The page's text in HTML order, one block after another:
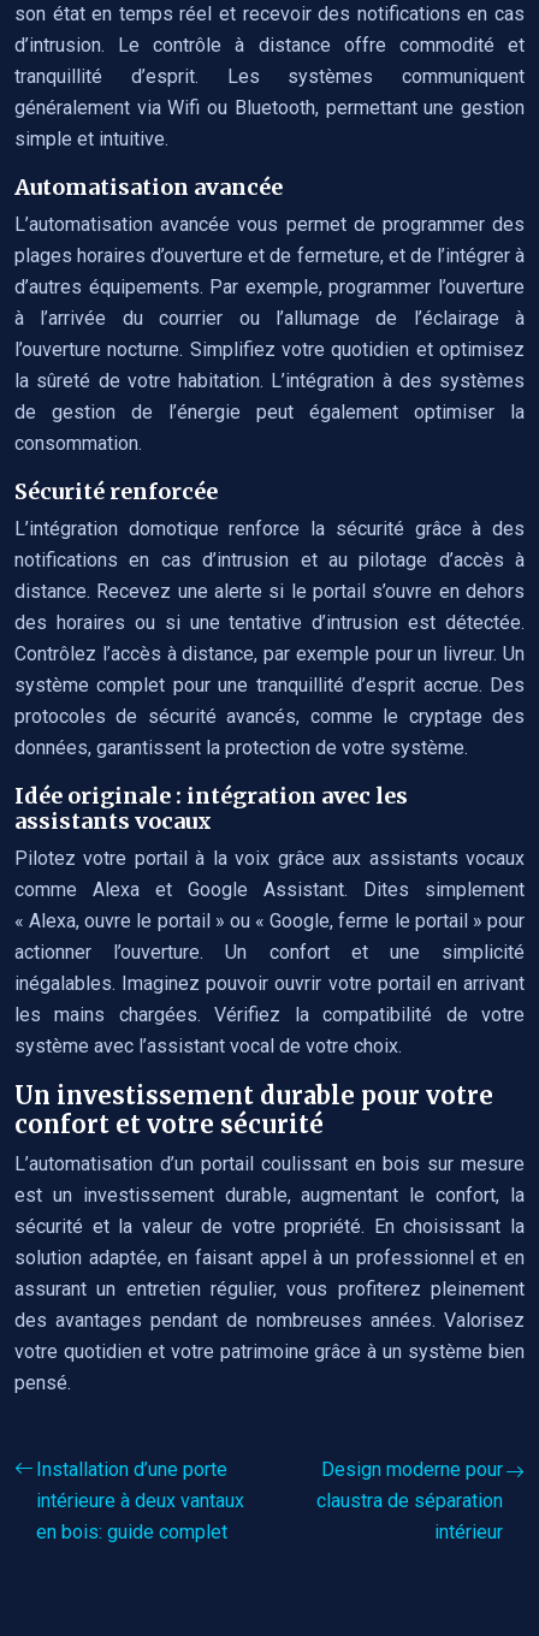
son état en temps réel et recevoir des notifications en cas
d’intrusion. Le contrôle à distance offre commodité et
tranquillité d’esprit. Les systèmes communiquent
généralement via Wifi ou Bluetooth, permettant une gestion
simple et intuitive.
Automatisation avancée
L’automatisation avancée vous permet de programmer des
plages horaires d’ouverture et de fermeture, et de l’intégrer à
d’autres équipements. Par exemple, programmer l’ouverture
à l’arrivée du courrier ou l’allumage de l’éclairage à
l’ouverture nocturne. Simplifiez votre quotidien et optimisez
la sûreté de votre habitation. L’intégration à des systèmes
de gestion de l’énergie peut également optimiser la
consommation.
Sécurité renforcée
L’intégration domotique renforce la sécurité grâce à des
notifications en cas d’intrusion et au pilotage d’accès à
distance. Recevez une alerte si le portail s’ouvre en dehors
des horaires ou si une tentative d’intrusion est détectée.
Contrôlez l’accès à distance, par exemple pour un livreur. Un
système complet pour une tranquillité d’esprit accrue. Des
protocoles de sécurité avancés, comme le cryptage des
données, garantissent la protection de votre système.
Idée originale : intégration avec les
assistants vocaux
Pilotez votre portail à la voix grâce aux assistants vocaux
comme Alexa et Google Assistant. Dites simplement
« Alexa, ouvre le portail » ou « Google, ferme le portail » pour
actionner l’ouverture. Un confort et une simplicité
inégalables. Imaginez pouvoir ouvrir votre portail en arrivant
les mains chargées. Vérifiez la compatibilité de votre
système avec l’assistant vocal de votre choix.
Un investissement durable pour votre
confort et votre sécurité
L’automatisation d’un portail coulissant en bois sur mesure
est un investissement durable, augmentant le confort, la
sécurité et la valeur de votre propriété. En choisissant la
solution adaptée, en faisant appel à un professionnel et en
assurant un entretien régulier, vous profiterez pleinement
des avantages pendant de nombreuses années. Valorisez
votre quotidien et votre patrimoine grâce à un système bien
pensé.
Installation d’une porte
intérieure à deux vantaux
en bois: guide complet
Design moderne pour
claustra de séparation
intérieur